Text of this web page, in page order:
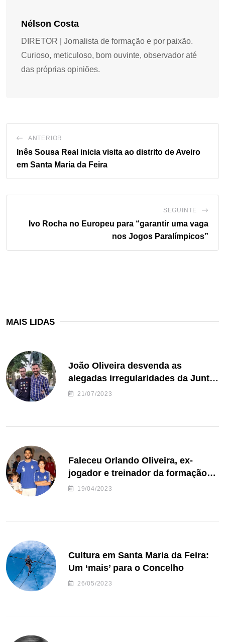
Nélson Costa
DIRETOR | Jornalista de formação e por paixão.
Curioso, meticuloso, bom ouvinte, observador até
das próprias opiniões.
ANTERIOR
Inês Sousa Real inicia visita ao distrito de Aveiro
em Santa Maria da Feira
SEGUINTE
Ivo Rocha no Europeu para “garantir uma vaga
nos Jogos Paralímpicos”
MAIS LIDAS
João Oliveira desvenda as
alegadas irregularidades da Junta
de Freguesia S. João de Ver
21/07/2023
Faleceu Orlando Oliveira, ex-
jogador e treinador da formação
de andebol do Feirense
19/04/2023
Cultura em Santa Maria da Feira:
Um ‘mais’ para o Concelho
26/05/2023